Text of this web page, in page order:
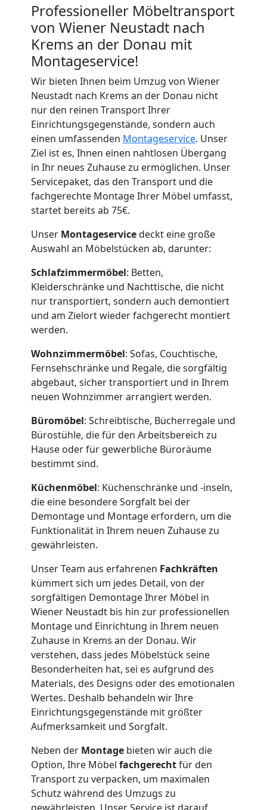
Professioneller Möbeltransport
von Wiener Neustadt nach
Krems an der Donau mit
Montageservice!
Wir bieten Ihnen beim Umzug von Wiener
Neustadt nach Krems an der Donau nicht
nur den reinen Transport Ihrer
Einrichtungsgegenstände, sondern auch
einen umfassenden Montageservice. Unser
Ziel ist es, Ihnen einen nahtlosen Übergang
in Ihr neues Zuhause zu ermöglichen. Unser
Servicepaket, das den Transport und die
fachgerechte Montage Ihrer Möbel umfasst,
startet bereits ab 75€.
Unser Montageservicedeckt eine große
Auswahl an Möbelstücken ab, darunter:
Schlafzimmermöbel: Betten,
Kleiderschränke und Nachttische, die nicht
nur transportiert, sondern auch demontiert
und am Zielort wieder fachgerecht montiert
werden.
Wohnzimmermöbel: Sofas, Couchtische,
Fernsehschränke und Regale, die sorgfältig
abgebaut, sicher transportiert und in Ihrem
neuen Wohnzimmer arrangiert werden.
Büromöbel: Schreibtische, Bücherregale und
Bürostühle, die für den Arbeitsbereich zu
Hause oder für gewerbliche Büroräume
bestimmt sind.
Küchenmöbel: Küchenschränke und -inseln,
die eine besondere Sorgfalt bei der
Demontage und Montage erfordern, um die
Funktionalität in Ihrem neuen Zuhause zu
gewährleisten.
Unser Team aus erfahrenen Fachkräften
kümmert sich um jedes Detail, von der
sorgfältigen Demontage Ihrer Möbel in
Wiener Neustadt bis hin zur professionellen
Montage und Einrichtung in Ihrem neuen
Zuhause in Krems an der Donau. Wir
verstehen, dass jedes Möbelstück seine
Besonderheiten hat, sei es aufgrund des
Materials, des Designs oder des emotionalen
Wertes. Deshalb behandeln wir Ihre
Einrichtungsgegenstände mit größter
Aufmerksamkeit und Sorgfalt.
Neben der Montage bieten wir auch die
Option, Ihre Möbel fachgerechtfür den
Transport zu verpacken, um maximalen
Schutz während des Umzugs zu
gewährleisten. Unser Service ist darauf
Umzugshelfer
Wiener
Neustadt
Möbeltaxi
Wiener
Neustadt
Kleintransport
Wiener
Neustadt
Möbelmontage
Wiener
Neustadt
Möbeltransport